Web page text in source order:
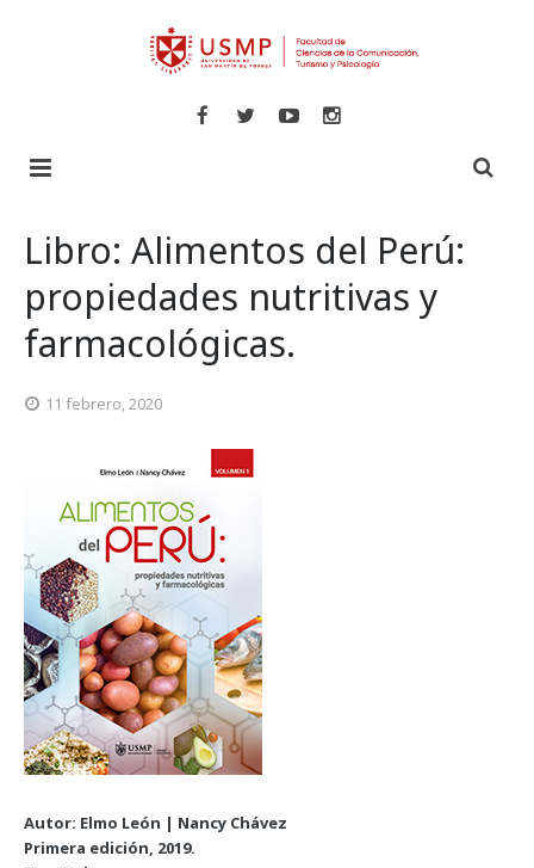
Comunicaciones
Revistas
Libro: Alimentos del Perú:
propiedades nutritivas y
farmacológicas.
11 febrero, 2020
Autor: Elmo León | Nancy Chávez
Primera edición, 2019.